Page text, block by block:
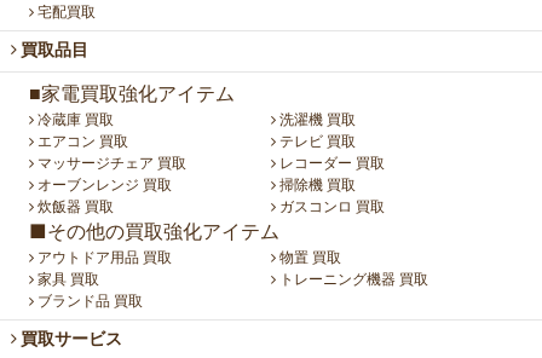
宅配買取
買取品目
■家電買取強化アイテム
冷蔵庫 買取
洗濯機 買取
エアコン 買取
テレビ 買取
マッサージチェア 買取
レコーダー 買取
オーブンレンジ 買取
掃除機 買取
炊飯器 買取
ガスコンロ 買取
■その他の買取強化アイテム
アウトドア用品 買取
物置 買取
家具 買取
トレーニング機器 買取
ブランド品 買取
買取サービス